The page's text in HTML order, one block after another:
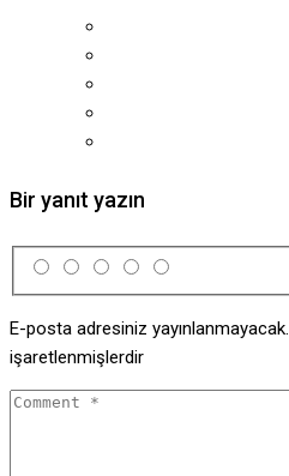
Bir yanıt yazın
E-posta adresiniz yayınlanmayacak.
işaretlenmişlerdir